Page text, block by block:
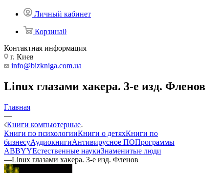
Личный кабинет
Корзина0
Контактная информация
г. Киев
info@bizkniga.com.ua
Linux глазами хакера. 3-е изд. Фленов
Главная
—
Книги компьютерные
Книги по психологииКниги о детяхКниги по
бизнесуАудиокнигиАнтивирусное ПОПрограммы
ABBYYЕстественные наукиЗнаменитые люди
—Linux глазами хакера. 3-е изд. Фленов